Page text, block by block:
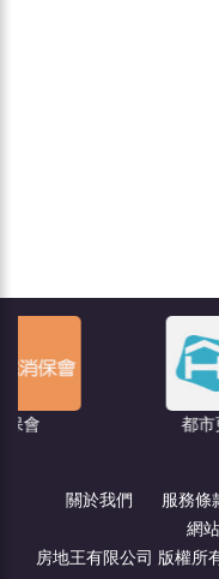
都市更新－危老
關於我們 服務條
網
房地王有限公司 版權所